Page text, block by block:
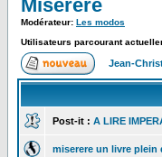
Miserere
Modérateur: Les modos
Utilisateurs parcourant
Jean-
Post-it : A LIRE
miserere un livre plein